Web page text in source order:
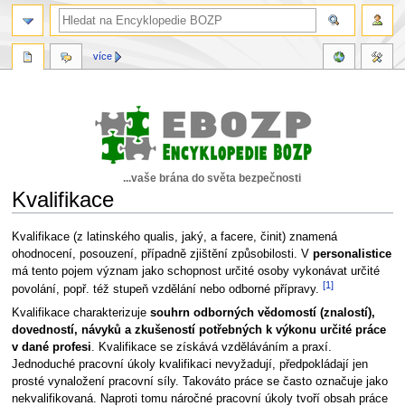
...vaše brána do světa bezpečnosti
Kvalifikace
Skočit
na
navigaci
Skočit
na
vyhledávání
Kvalifikace (z latinského qualis, jaký, a facere, činit) znamená
ohodnocení, posouzení, případně zjištění způsobilosti. V personalistice
má tento pojem význam jako schopnost určité osoby vykonávat určité
povolání, popř. též stupeň vzdělání nebo odborné přípravy. [1]
Kvalifikace charakterizuje souhrn odborných vědomostí (znalostí),
dovedností, návyků a zkušeností potřebných k výkonu určité práce
v dané profesi . Kvalifikace se získává vzděláváním a praxí.
Jednoduché pracovní úkoly kvalifikaci nevyžadují, předpokládají jen
prosté vynaložení pracovní síly. Takováto práce se často označuje jako
nekvalifikovaná. Naproti tomu náročné pracovní úkoly tvoří obsah práce
více